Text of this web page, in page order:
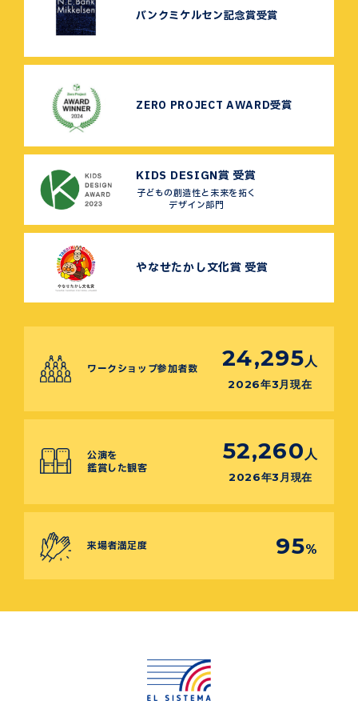
バンクミケルセン記念賞受賞
ZERO PROJECT AWARD受賞
KIDS DESIGN賞 受賞
子どもの創造性と未来を拓く
デザイン部門
やなせたかし文化賞 受賞
ワークショップ参加者数 24,295 人
2026年3月現在
公演を
鑑賞した観客
52,260 人
2026年3月現在
来場者満足度 95%